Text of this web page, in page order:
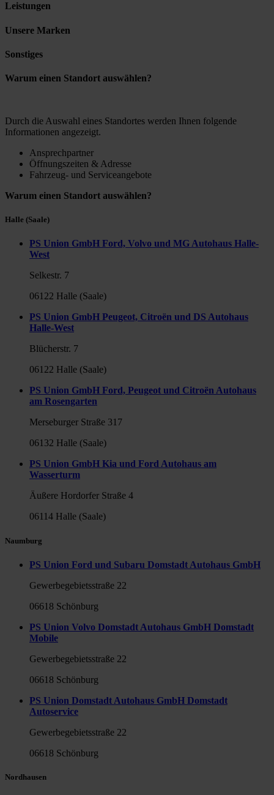
Leistungen
Unsere Marken
Sonstiges
Warum einen Standort auswählen?
Durch die Auswahl eines Standortes werden Ihnen folgende
Informationen angezeigt.
Ansprechpartner
Öffnungszeiten & Adresse
Fahrzeug- und Serviceangebote
Warum einen Standort auswählen?
Halle (Saale)
PS Union GmbH Ford, Volvo und MG Autohaus Halle-
West
Selkestr. 7
06122 Halle (Saale)
PS Union GmbH Peugeot, Citroën und DS Autohaus
Halle-West
Blücherstr. 7
06122 Halle (Saale)
PS Union GmbH Ford, Peugeot und Citroën Autohaus
am Rosengarten
Merseburger Straße 317
06132 Halle (Saale)
PS Union GmbH Kia und Ford Autohaus am
Wasserturm
Äußere Hordorfer Straße 4
06114 Halle (Saale)
Naumburg
PS Union Ford und Subaru Domstadt Autohaus GmbH
Gewerbegebietsstraße 22
06618 Schönburg
PS Union Volvo Domstadt Autohaus GmbH Domstadt
Mobile
Gewerbegebietsstraße 22
06618 Schönburg
PS Union Domstadt Autohaus GmbH Domstadt
Autoservice
Gewerbegebietsstraße 22
06618 Schönburg
Nordhausen